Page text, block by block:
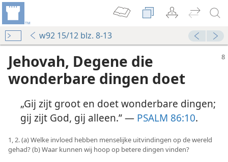
w92 15/12 blz. 8-13
Jehovah, Degene die
wonderbare dingen doet
„Gij zijt groot en doet wonderbare dingen;
gij zijt God, gij alleen.” — PSALM 86:10.
1, 2. (a) Welke invloed hebben menselijke uitvindingen op de wereld
gehad? (b) Waar kunnen wij hoop op betere dingen vinden?